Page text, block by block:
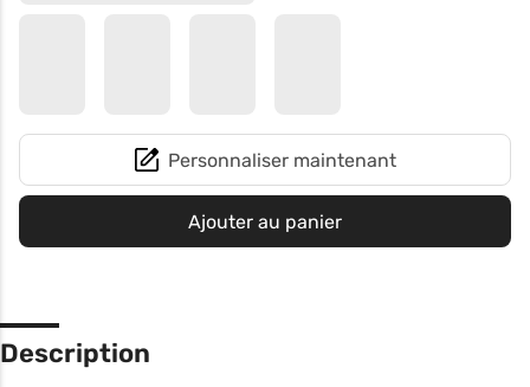
Personnaliser maintenant
Ajouter au panier
Description